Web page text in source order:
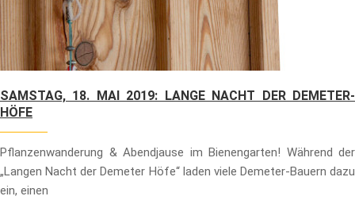
SAMSTAG, 18. MAI 2019: LANGE NACHT DER DEMETER-
HÖFE
Pflanzenwanderung & Abendjause im Bienengarten! Während der
„Langen Nacht der Demeter Höfe“ laden viele Demeter-Bauern dazu
ein, einen